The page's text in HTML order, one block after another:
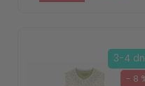
3-4
- 8